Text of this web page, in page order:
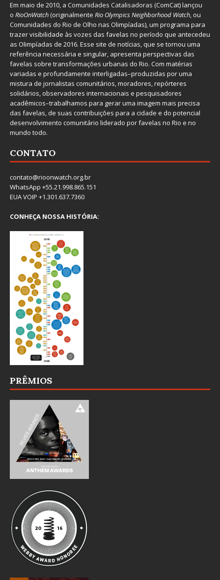
Em maio de 2010, a Comunidades Catalisadoras (ComCat) lançou
o RioOnWatch(originalmente Rio Olympics Neighborhood Watch, ou
Comunidades do Rio de Olho nas Olimpíadas), um programa para
trazer visibilidade às vozes das favelas no período que antecedeu
as Olimpíadas de 2016. Esse site de notícias, que se tornou uma
referência necessária e singular, apresenta perspectivas das
favelas sobre transformações urbanas do Rio. Com matérias
variadas e profundamente interligadas–produzidas por uma
mistura de jornalistas comunitários, moradores, repórteres
solidários, observadores internacionais e pesquisadores
acadêmicos–trabalhamos para gerar uma imagem mais precisa
das favelas, de suas contribuições para a cidade e do potencial
desenvolvimento comunitário liderado por favelas no Rio e no
mundo todo.
CONTATO
contato@rioonwatch.org.br
WhatsApp +55.21.998.865.151
EUA VOIP +1.301.637.7360
CONHEÇA NOSSA HISTÓRIA:
PRÊMIOS